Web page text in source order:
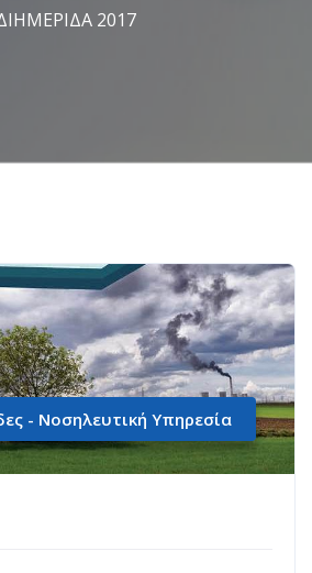
2017
- Νοσηλευτική Υπηρεσία